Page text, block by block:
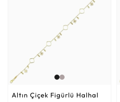
Altın Çiçek Figürlü Halhal